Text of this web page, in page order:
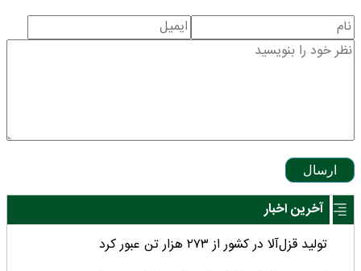
ارسال
آخرین اخبار
تولید قزل‌آلا در کشور از ۲۷۳ هزار تن عبور کرد